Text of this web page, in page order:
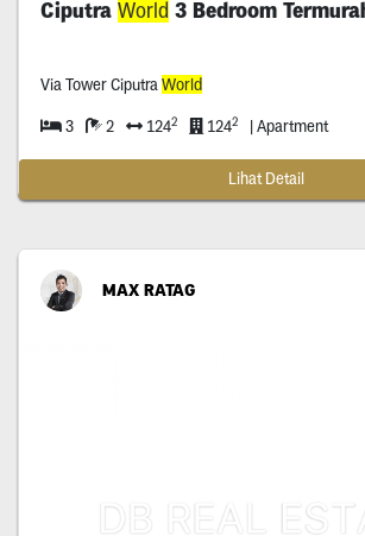
Ciputra World 3 Bedroom
Via Tower Ciputra World
3 2 1242 1242 | Apartment
Lihat Detail
MAX RATAG